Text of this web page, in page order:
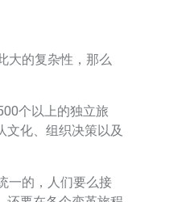
大的复杂性，那么
个以上的独立旅
文化、组织决策以及
一的，人们要么接